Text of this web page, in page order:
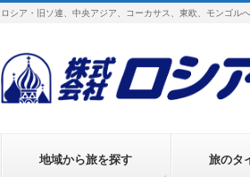
ロシア・旧ソ連、中央アジア、コーカサス、東欧、モンゴ
地域から旅を探す 旅のタ